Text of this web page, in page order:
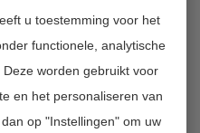
u toestemming voor het
functionele, analytische
worden gebruikt voor
en het personaliseren van
op "Instellingen" om uw